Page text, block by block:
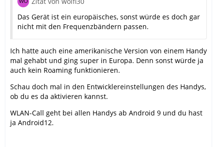
Das Gerät ist ein europäisches, sonst würde es doch gar
nicht mit den Frequenzbändern passen.
Ich hatte auch eine amerikanische Version von einem Handy
mal gehabt und ging super in Europa. Denn sonst würde ja
auch kein Roaming funktionieren.
Schau doch mal in den Entwicklereinstellungen des Handys,
ob du es da aktivieren kannst.
WLAN-Call geht bei allen Handys ab Android 9 und du hast
ja Android12.